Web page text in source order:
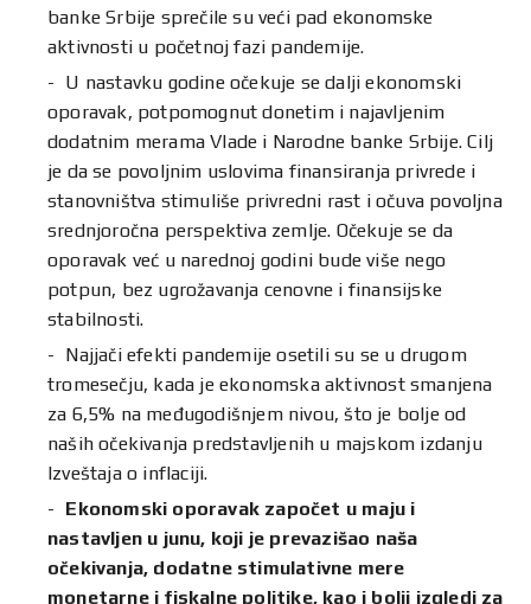
banke Srbije sprečile su veći pad ekonomske
aktivnosti u početnoj fazi pandemije.
U nastavku godine očekuje se dalji ekonomski
oporavak, potpomognut donetim i najavljenim
dodatnim merama Vlade i Narodne banke Srbije. Cilj
je da se povoljnim uslovima finansiranja privrede i
stanovništva stimuliše privredni rast i očuva povoljna
srednjoročna perspektiva zemlje. Očekuje se da
oporavak već u narednoj godini bude više nego
potpun, bez ugrožavanja cenovne i finansijske
stabilnosti.
Najjači efekti pandemije osetili su se u drugom
tromesečju, kada je ekonomska aktivnost smanjena
za 6,5% na međugodišnjem nivou, što je bolje od
naših očekivanja predstavljenih u majskom izdanju
Izveštaja o inflaciji.
Ekonomski oporavak započet u maju i
nastavljen u junu, koji je prevazišao naša
očekivanja, dodatne stimulativne mere
monetarne i fiskalne politike, kao i bolji izgledi za